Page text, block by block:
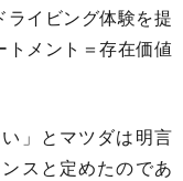
ライビング体験を提
メント＝存在価値
」とマツダは明言
スと定めたのであ